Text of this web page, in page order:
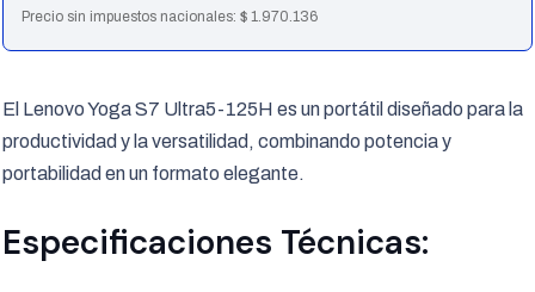
Precio sin impuestos nacionales:$ 1.970.136
El Lenovo Yoga S7 Ultra5-125H es un portátil diseñado para la
productividad y la versatilidad, combinando potencia y
portabilidad en un formato elegante.
Especificaciones Técnicas: